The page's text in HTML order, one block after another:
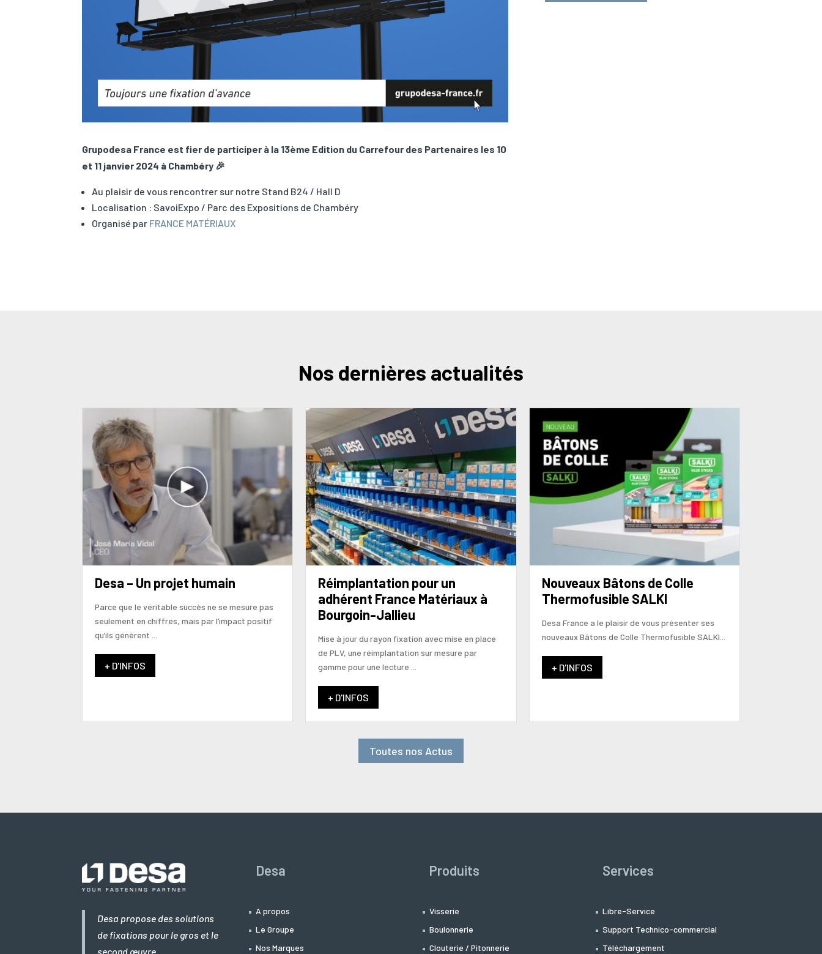
Grupodesa France est fier de participer à la 13ème Edition du Carrefour des Partenaires les 10
et 11 janvier 2024 à Chambéry 🎉
Au plaisir de vous rencontrer sur notre Stand B24 / Hall D
Localisation : SavoiExpo / Parc des Expositions de Chambéry
Organisé par FRANCE MATÉRIAUX
Nos dernières actualités
Desa – Un projet humain
Parce que le véritable succès ne se mesure pas
seulement en chiffres, mais par l’impact positif
qu’ils génèrent ...
+ D'INFOS
Réimplantation pour un
adhérent France Matériaux à
Bourgoin-Jallieu
Mise à jour du rayon fixation avec mise en place
de PLV, une réimplantation sur mesure par
gamme pour une lecture ...
+ D'INFOS
Nouveaux Bâtons de Colle
Thermofusible SALKI
Desa France a le plaisir de vous présenter ses
nouveaux Bâtons de Colle Thermofusible SALKI...
+ D'INFOS
Toutes nos Actus
Desa propose des solutions
de fixations pour le gros et le
second œuvre.
Desa
A propos
Le Groupe
Nos Marques
Produits
Visserie
Boulonnerie
Clouterie / Pitonnerie
Services
Libre-Service
Support Technico-commercial
Téléchargement